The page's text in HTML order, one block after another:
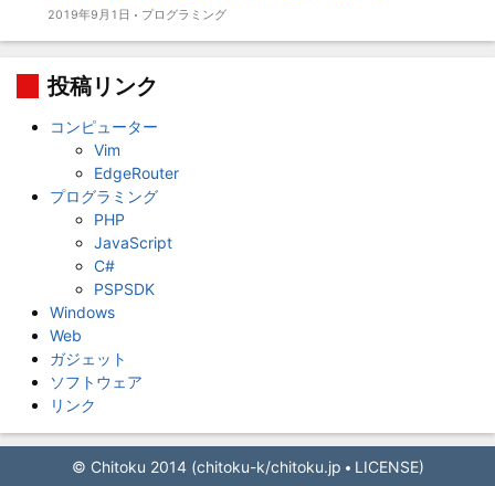
2019年9月1日 プログラミング
投稿リンク
コンピューター
Vim
EdgeRouter
プログラミング
PHP
JavaScript
C#
PSPSDK
Windows
Web
ガジェット
ソフトウェア
リンク
© Chitoku 2014 (chitoku-k/chitoku.jp LICENSE)